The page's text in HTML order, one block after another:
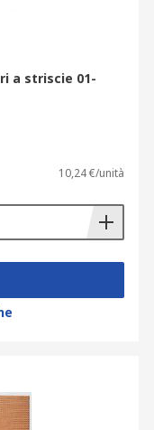
a striscie 01-
10,24 €/unità